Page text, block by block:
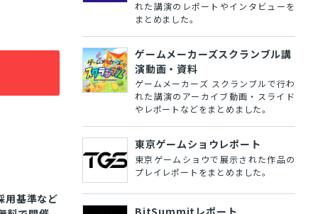
用基準など
れた講演のレポートやインタビューを
まとめました。
ゲームメーカーズスクランブル講
演動画・資料
ゲームメーカーズ スクランブルで行わ
れた講演のアーカイブ動画・スライド
やレポートなどをまとめました。
東京ゲームショウレポート
東京ゲームショウで展示された作品の
プレイレポートをまとめました。
BitSummitレポート